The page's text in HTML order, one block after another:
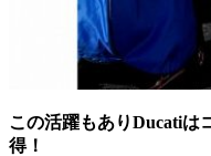
この活躍もありDucatiは
得！